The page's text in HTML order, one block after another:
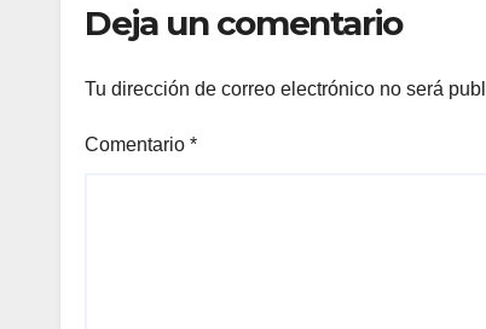
Deja un comentario
Tu dirección de correo electrónico no será
Comentario *